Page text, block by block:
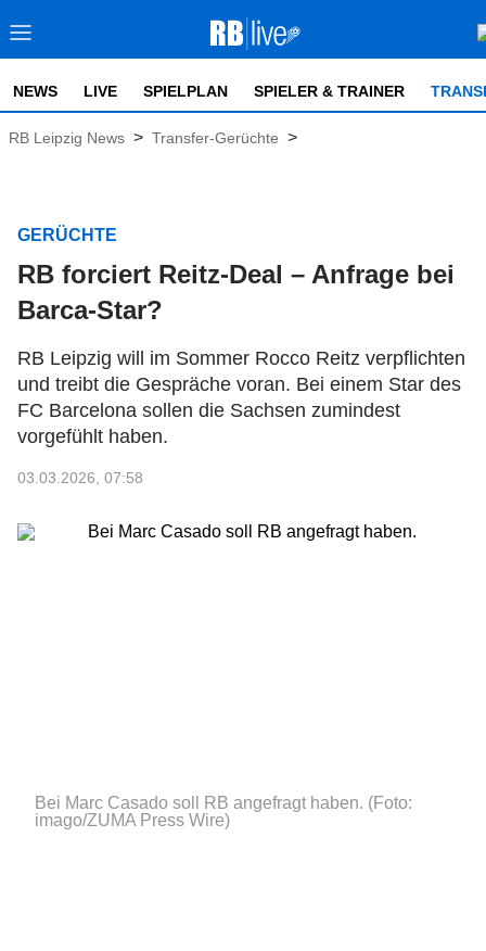
NEWS LIVE SPIELPLAN SPIELER & TRAINER
RB Leipzig News > Transfer-Gerüchte >
GERÜCHTE
RB forciert Reitz-Deal – Anfrage bei
Barca-Star?
RB Leipzig will im Sommer Rocco Reitz verpflichten
und treibt die Gespräche voran. Bei einem Star des
FC Barcelona sollen die Sachsen zumindest
vorgefühlt haben.
03.03.2026, 07:58
Bei Marc Casado soll RB angefragt haben. (Foto:
imago/ZUMA Press Wire)